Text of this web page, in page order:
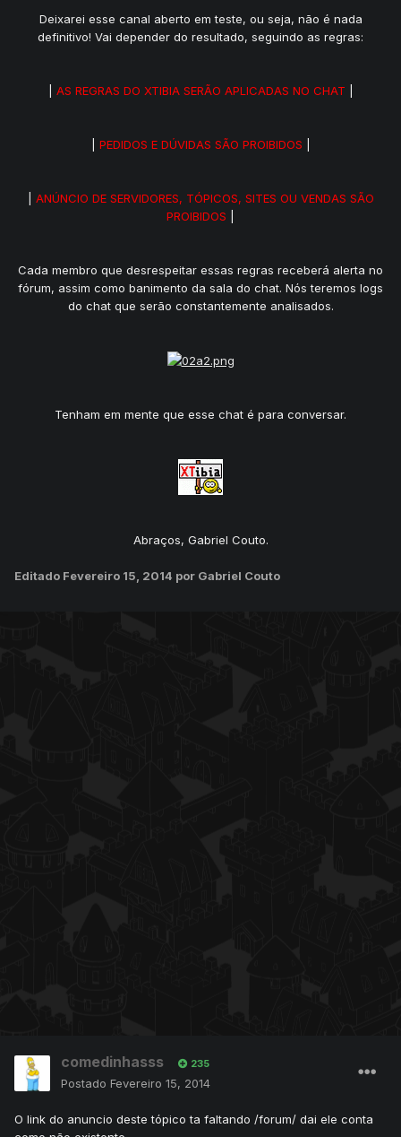
Deixarei esse canal aberto em teste, ou seja, não é nada
definitivo! Vai depender do resultado, seguindo as regras:
AS REGRAS DO XTIBIA SERÃO APLICADAS NO CHAT
PEDIDOS E DÚVIDAS SÃO PROIBIDOS
ANÚNCIO DE SERVIDORES, TÓPICOS, SITES OU VENDAS SÃO
PROIBIDOS
Cada membro que desrespeitar essas regras receberá alerta no
fórum, assim como banimento da sala do chat. Nós teremos logs
do chat que serão constantemente analisados.
Tenham em mente que esse chat é para conversar.
Abraços, Gabriel Couto.
Editado Fevereiro 15, 2014 por Gabriel Couto
comedinhasss 235
Postado Fevereiro 15, 2014
O link do anuncio deste tópico ta faltando /forum/ dai ele conta